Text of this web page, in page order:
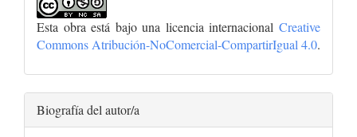
Esta obra está bajo una licencia internacional Creative
Commons Atribución-NoComercial-CompartirIgual 4.0.
Biografía del autor/a